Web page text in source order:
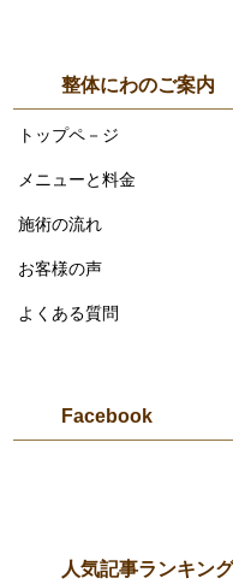
整体にわのご案内
トップペ－ジ
メニューと料金
施術の流れ
お客様の声
よくある質問
Facebook
人気記事ランキン